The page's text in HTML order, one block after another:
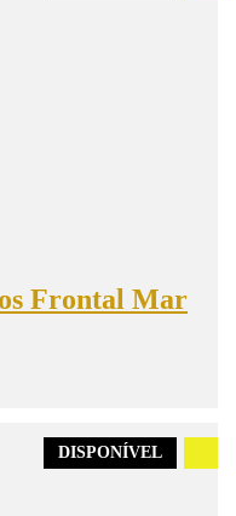
Frontal Mar
DISPONÍVEL